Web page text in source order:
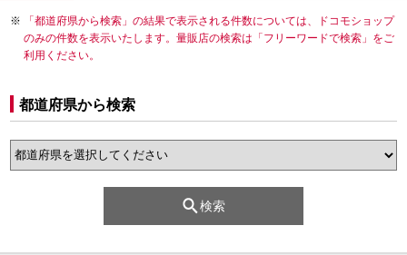
「都道府県から検索」の結果で表示される件数については、ドコモショップ
のみの件数を表示いたします。量販店の検索は「フリーワードで検索」をご
利用ください。
都道府県から検索
検索